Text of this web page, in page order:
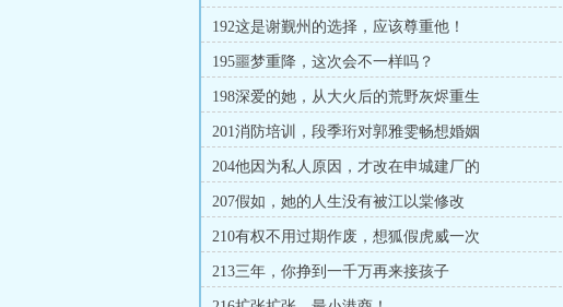
192这是谢觐州的选择，应该尊重他！
195噩梦重降，这次会不一样吗？
198深爱的她，从大火后的荒野灰烬重生
201消防培训，段季珩对郭雅雯畅想婚姻
204他因为私人原因，才改在申城建厂的
207假如，她的人生没有被江以棠修改
210有权不用过期作废，想狐假虎威一次
213三年，你挣到一千万再来接孩子